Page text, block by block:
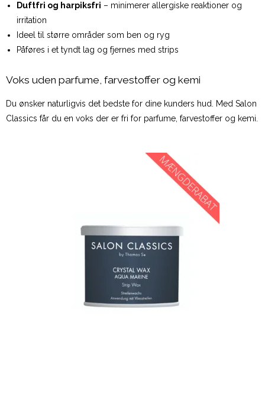
Duftfri og harpiksfri – minimerer allergiske reaktioner og
irritation
Ideel til større områder som ben og ryg
Påføres i et tyndt lag og fjernes med strips
Voks uden parfume, farvestoffer og kemi
Du ønsker naturligvis det bedste for dine kunders hud. Med Salon
Classics får du en voks der er fri for parfume, farvestoffer og kemi.